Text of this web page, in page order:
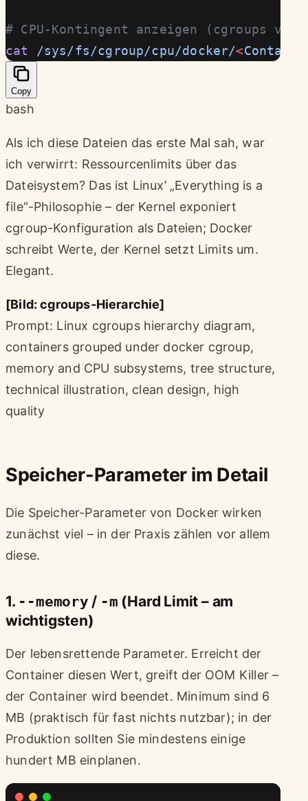
# CPU-Kontingent anzeigen (cgroups v1)
cat
/sys/fs/cgroup/cpu/docker/<
Copy
bash
Als ich diese Dateien das erste Mal sah, war
ich verwirrt: Ressourcenlimits über das
Dateisystem? Das ist Linux’ „Everything is a
file“-Philosophie – der Kernel exponiert
cgroup-Konfiguration als Dateien; Docker
schreibt Werte, der Kernel setzt Limits um.
Elegant.
[Bild: cgroups-Hierarchie]
Prompt: Linux cgroups hierarchy diagram,
containers grouped under docker cgroup,
memory and CPU subsystems, tree structure,
technical illustration, clean design, high
quality
Speicher-Parameter im Detail
Die Speicher-Parameter von Docker wirken
zunächst viel – in der Praxis zählen vor allem
diese.
1. --memory / -m (Hard Limit – am
wichtigsten)
Der lebensrettende Parameter. Erreicht der
Container diesen Wert, greift der OOM Killer –
der Container wird beendet. Minimum sind 6
MB (praktisch für fast nichts nutzbar); in der
Produktion sollten Sie mindestens einige
hundert MB einplanen.